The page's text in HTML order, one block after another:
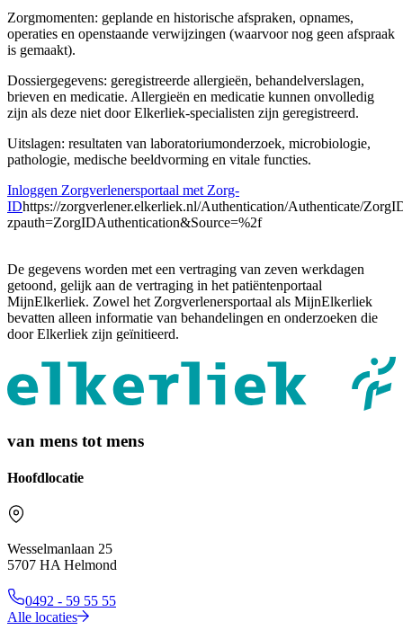
Zorgmomenten: geplande en historische afspraken, opnames,
operaties en openstaande verwijzingen (waarvoor nog geen afspraak
is gemaakt).
Dossiergegevens: geregistreerde allergieën, behandelverslagen,
brieven en medicatie. Allergieën en medicatie kunnen onvolledig
zijn als deze niet door Elkerliek-specialisten zijn geregistreerd.
Uitslagen: resultaten van laboratoriumonderzoek, microbiologie,
pathologie, medische beeldvorming en vitale functies.
Inloggen Zorgverlenersportaal met Zorg-
IDhttps://zorgverlener.elkerliek.nl/Authentication/Authenticate/
zpauth=ZorgIDAuthentication&Source=%2f
De gegevens worden met een vertraging van zeven werkdagen
getoond, gelijk aan de vertraging in het patiëntenportaal
MijnElkerliek. Zowel het Zorgverlenersportaal als MijnElkerliek
bevatten alleen informatie van behandelingen en onderzoeken die
door Elkerliek zijn geïnitieerd.
van mens tot mens
Hoofdlocatie
Wesselmanlaan 25
5707 HA Helmond
0492 - 59 55 55
Alle locaties